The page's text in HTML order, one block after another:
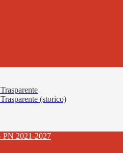
(storico)
2021-2027